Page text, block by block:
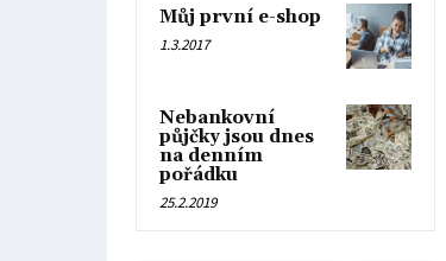
Můj první e-shop
1.3.2017
Nebankovní
půjčky jsou dnes
na denním
pořádku
25.2.2019